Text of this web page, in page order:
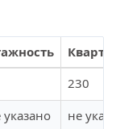
230
указано
не